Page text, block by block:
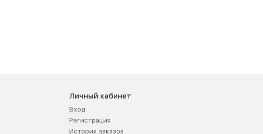
Личный кабинет
Вход
Регистрация
История заказов